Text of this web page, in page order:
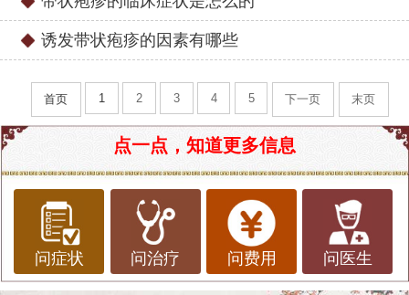
诱发带状疱疹的因素有哪些
首页 1 2 3 4 5 下一页 末页
点一点，知道更多信息
问症状 问治疗 问费用 问医生